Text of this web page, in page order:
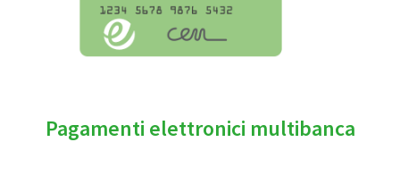
Pagamenti elettronici multibanca